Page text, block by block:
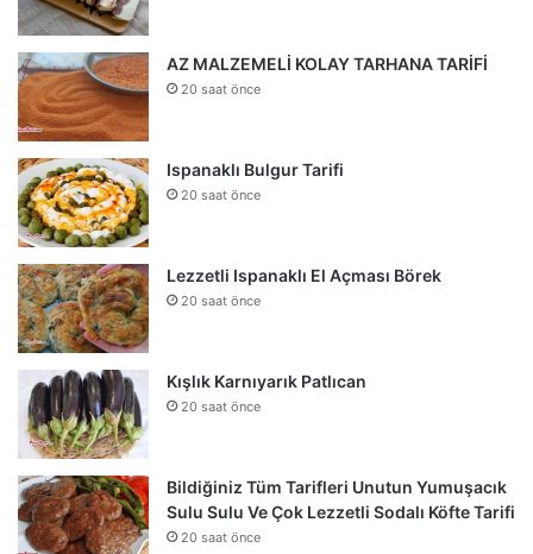
AZ MALZEMELİ KOLAY TARHANA TARİFİ
20 saat önce
Ispanaklı Bulgur Tarifi
20 saat önce
Lezzetli Ispanaklı El Açması Börek
20 saat önce
Kışlık Karnıyarık Patlıcan
20 saat önce
Bildiğiniz Tüm Tarifleri Unutun Yumuşacık
Sulu Sulu Ve Çok Lezzetli Sodalı Köfte Tarifi
20 saat önce